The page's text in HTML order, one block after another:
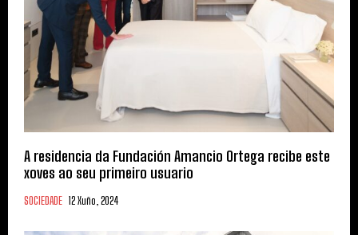
A residencia da Fundación Amancio Ortega recibe este
xoves ao seu primeiro usuario
SOCIEDADE 12 Xuño, 2024